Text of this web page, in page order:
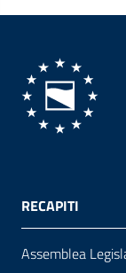
RECAPITI
Assemblea